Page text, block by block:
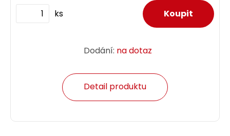
ks
Dodání: na dotaz
Detail produktu